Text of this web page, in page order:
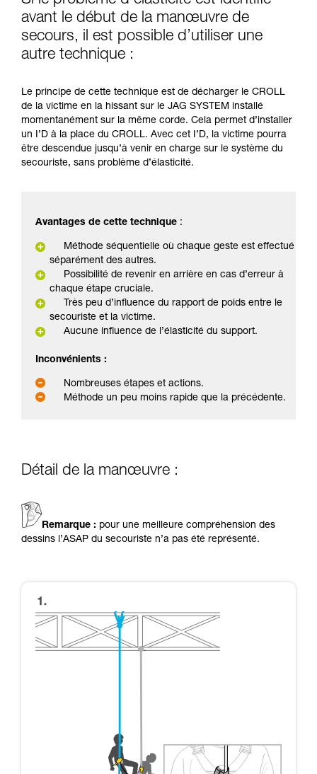
avant le début de la manœuvre de
secours, il est possible d’utiliser une
autre technique :
Le principe de cette technique est de décharger le CROLL
de la victime en la hissant sur le JAG SYSTEM installé
momentanément sur la même corde. Cela permet d’installer
un I’D à la place du CROLL. Avec cet I’D, la victime pourra
être descendue jusqu’à venir en charge sur le système du
secouriste, sans problème d’élasticité.
Avantages de cette technique :
Méthode séquentielle où chaque geste est effectué
séparément des autres.
Possibilité de revenir en arrière en cas d’erreur à
chaque étape cruciale.
Très peu d’influence du rapport de poids entre le
secouriste et la victime.
Aucune influence de l’élasticité du support.
Inconvénients :
Nombreuses étapes et actions.
Méthode un peu moins rapide que la précédente.
Détail de la manœuvre :
Remarque : pour une meilleure compréhension des
dessins l’ASAP du secouriste n’a pas été représenté.